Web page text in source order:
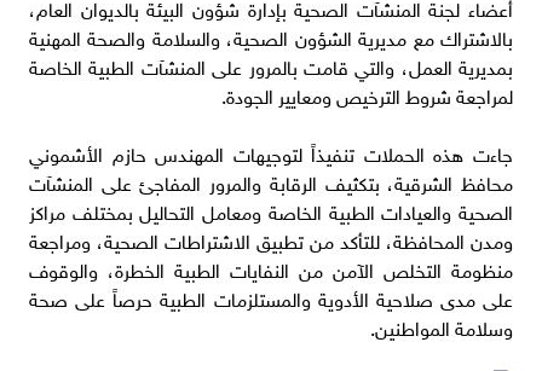
أعضاء لجنة المنشآت الصحية بإدارة شؤون البيئة بالديوان العام،
بالاشتراك مع مديرية الشؤون الصحية، والسلامة والصحة المهنية
بمديرية العمل، والتي قامت بالمرور على المنشآت الطبية الخاصة
لمراجعة شروط الترخيص ومعايير الجودة.
​جاءت هذه الحملات تنفيذاً لتوجيهات المهندس حازم الأشموني
محافظ الشرقية، بتكثيف الرقابة والمرور المفاجئ على المنشآت
الصحية والعيادات الطبية الخاصة ومعامل التحاليل بمختلف مراكز
ومدن المحافظة، للتأكد من تطبيق الاشتراطات الصحية، ومراجعة
منظومة التخلص الآمن من النفايات الطبية الخطرة، والوقوف
على مدى صلاحية الأدوية والمستلزمات الطبية حرصاً على صحة
وسلامة المواطنين.